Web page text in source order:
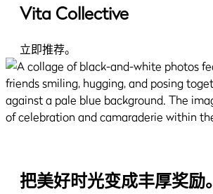
Vita Collective
立即推荐。
把美好时光变成丰厚奖励。